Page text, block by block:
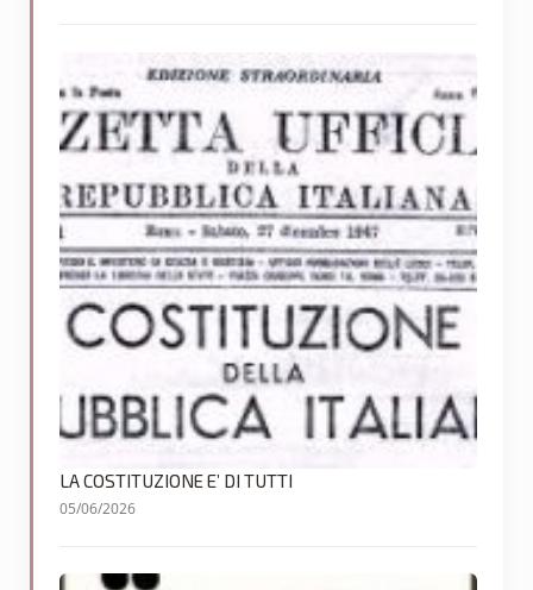
LA COSTITUZIONE E’ DI TUTTI
05/06/2026